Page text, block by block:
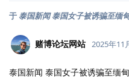
于泰国新闻 泰国女子被诱骗至
赌博论坛网站 2025年11
泰国新闻 泰国女子被诱骗至